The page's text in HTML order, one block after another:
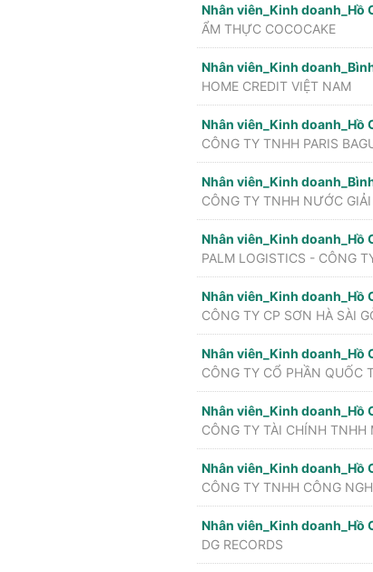
Nhân viên_Kinh doanh_Hồ
ẨM THỰC COCOCAKE
Nhân viên_Kinh
HOME CREDIT VIỆT NAM
Nhân viên_Kinh doanh_Hồ
CÔNG TY TNHH PARIS
Nhân viên_Kinh
CÔNG TY TNHH NƯỚC
Nhân viên_Kinh doanh_Hồ
PALM LOGISTICS - CÔNG
Nhân viên_Kinh doanh_Hồ
CÔNG TY CP SƠN HÀ SÀI
Nhân viên_Kinh doanh_Hồ
CÔNG TY CỔ PHẦN QUỐC
Nhân viên_Kinh doanh_Hồ
Nhân viên_Kinh doanh_Hồ
CÔNG TY TNHH CÔNG
Nhân viên_Kinh doanh_Hồ
DG RECORDS